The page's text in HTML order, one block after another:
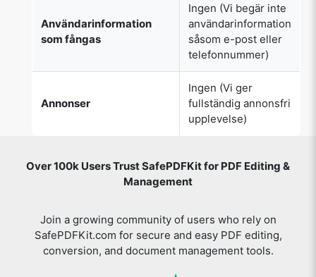
Användarinformation
som fångas
Ingen (Vi begär inte
användarinformation
såsom e-post eller
telefonnummer)
Annonser
Ingen (Vi ger
fullständig annonsfri
upplevelse)
Over 100k Users Trust SafePDFKit for PDF Editing &
Management
Join a growing community of users who rely on
SafePDFKit.com for secure and easy PDF editing,
conversion, and document management tools.